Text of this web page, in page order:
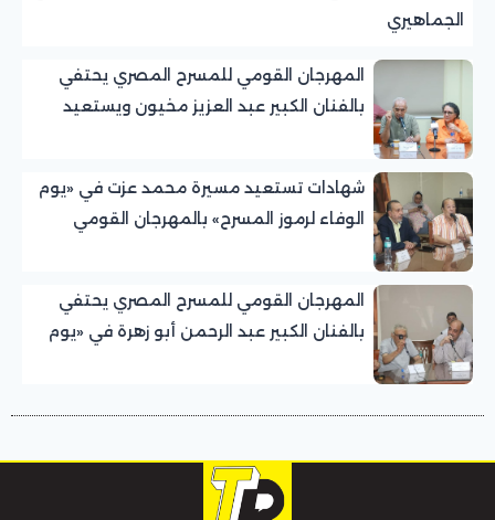
الجماهيري
المهرجان القومي للمسرح المصري يحتفي
بالفنان الكبير عبد العزيز مخيون ويستعيد
شهادات تستعيد مسيرة محمد عزت في «يوم
الوفاء لرموز المسرح» بالمهرجان القومي
المهرجان القومي للمسرح المصري يحتفي
بالفنان الكبير عبد الرحمن أبو زهرة في «يوم